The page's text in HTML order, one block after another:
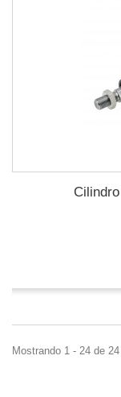
Mostrando 1 - 24 de